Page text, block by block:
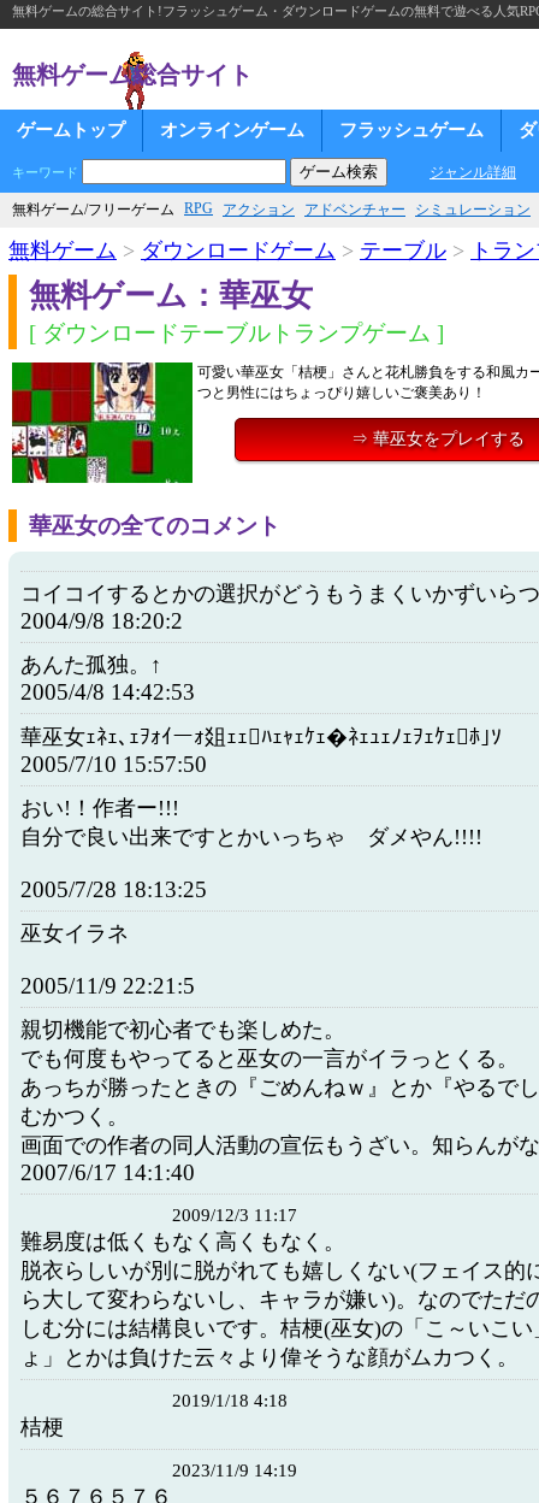
無料ゲームの総合サイト!フラッシュゲーム・ダウンロードゲームの無料で遊べる人気
無料ゲーム総合サイト
ゲームトップ オンラインゲーム フラッシュゲーム
キーワード ジャンル詳細
無料ゲーム/フリーゲーム RPG アクション アドベンチャー シミュレーション
無料ゲーム > ダウンロードゲーム > テーブル > トラ
無料ゲーム：華巫女
[ ダウンロードテーブルトランプゲーム ]
可愛い華巫女「桔梗」さんと花札勝負をする和風カ
つと男性にはちょっぴり嬉しいご褒美あり！
⇒ 華巫女をプレイする
華巫女の全てのコメント
コイコイするとかの選択がどうもうまくいかずいら
2004/9/8 18:20:2
あんた孤独。↑
2005/4/8 14:42:53
華巫女ｪﾈｪ､ｪｦｫｲーｫ爼ｪｪﾊｪｬｪｹｪ�ﾈｪｭｪﾉｪｦｪｹｪﾎ｣ｿ
2005/7/10 15:57:50
おい!！作者ー!!!
自分で良い出来ですとかいっちゃ ダメやん!!!!
2005/7/28 18:13:25
巫女イラネ
2005/11/9 22:21:5
親切機能で初心者でも楽しめた。
でも何度もやってると巫女の一言がイラっとくる。
あっちが勝ったときの『ごめんねｗ』とか『やるで
むかつく。
画面での作者の同人活動の宣伝もうざい。知らんが
2007/6/17 14:1:40
2009/12/3 11:17
難易度は低くもなく高くもなく。
脱衣らしいが別に脱がれても嬉しくない(フェイス的
ら大して変わらないし、キャラが嫌い)。なのでただ
しむ分には結構良いです。桔梗(巫女)の「こ～いこ
ょ」とかは負けた云々より偉そうな顔がムカつく。
2019/1/18 4:18
桔梗
2023/11/9 14:19
５６７６５７６